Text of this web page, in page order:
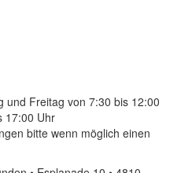
und Freitag von 7:30 bis 12:00
17:00 Uhr
bitte wenn möglich einen